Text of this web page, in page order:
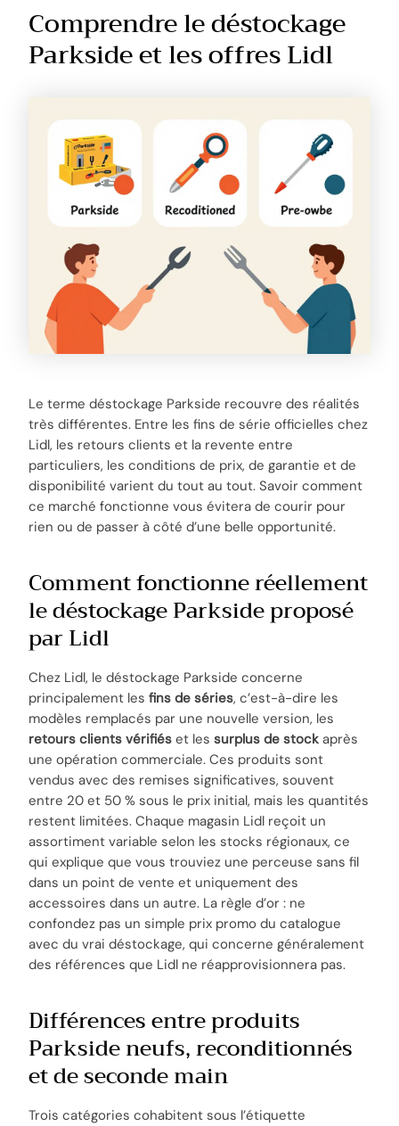
Comprendre le déstockage
Parkside et les offres Lidl
Le terme déstockage Parkside recouvre des réalités
très différentes. Entre les fins de série officielles chez
Lidl, les retours clients et la revente entre
particuliers, les conditions de prix, de garantie et de
disponibilité varient du tout au tout. Savoir comment
ce marché fonctionne vous évitera de courir pour
rien ou de passer à côté d’une belle opportunité.
Comment fonctionne réellement
le déstockage Parkside proposé
par Lidl
Chez Lidl, le déstockage Parkside concerne
principalement lesfins de séries, c’est-à-dire les
modèles remplacés par une nouvelle version, les
retours clients vérifiés et lessurplus de stock après
une opération commerciale. Ces produits sont
vendus avec des remises significatives, souvent
entre 20 et 50 % sous le prix initial, mais les quantités
restent limitées. Chaque magasin Lidl reçoit un
assortiment variable selon les stocks régionaux, ce
qui explique que vous trouviez une perceuse sans fil
dans un point de vente et uniquement des
accessoires dans un autre. La règle d’or : ne
confondez pas un simple prix promo du catalogue
avec du vrai déstockage, qui concerne généralement
des références que Lidl ne réapprovisionnera pas.
Différences entre produits
Parkside neufs, reconditionnés
et de seconde main
Trois catégories cohabitent sous l’étiquette